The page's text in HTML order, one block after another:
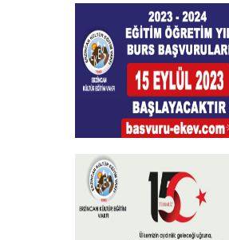
Burs Başvuları Sona Ermiştir
+
Burs Başvuruları
+